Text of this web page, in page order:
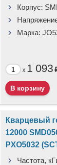
Корпус:
Марка:
x 1 093
Кварцевый
12000
PXO5032
Частота,